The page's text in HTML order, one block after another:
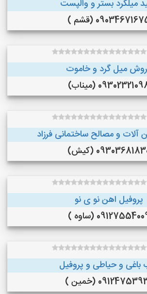
میلگرد بستر و والپست
(قشم )
میل گرد و خاموت
(میناب)
و مصالح ساختمانی فرزاد
(کیش)
پروفیل اهن نو ی نو
(ساوه )
باغی و حیاطی و پروفیل
(خمین )